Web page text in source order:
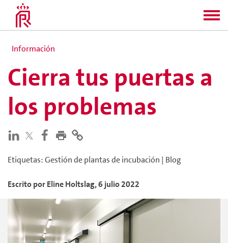
Información
Cierra tus puertas a
los problemas
Etiquetas:Gestión de plantas de incubación | Blog
Escrito porElineHoltslag,6 julio 2022